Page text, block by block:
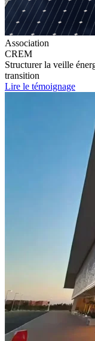
Association
CREM
Structurer la veille
transition
Lire le témoignage